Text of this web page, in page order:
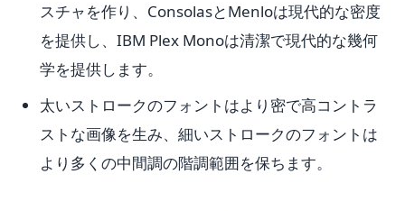
スチャを作り、ConsolasとMenloは現代的な密度
を提供し、IBM Plex Monoは清潔で現代的な幾何
学を提供します。
太いストロークのフォントはより密で高コントラ
ストな画像を生み、細いストロークのフォントは
より多くの中間調の階調範囲を保ちます。